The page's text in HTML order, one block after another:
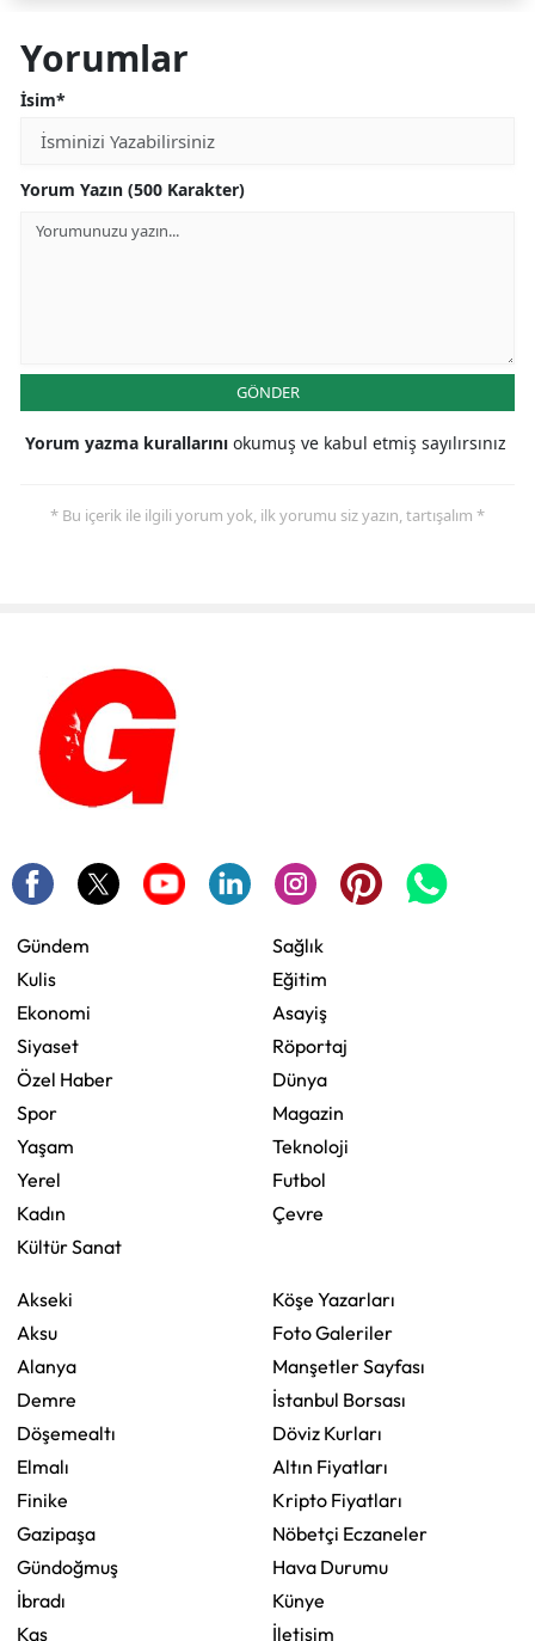
Yorumlar
İsim*
Yorum Yazın (500 Karakter)
GÖNDER
Yorum yazma kurallarını okumuş ve kabul etmiş sayılırsınız
* Bu içerik ile ilgili yorum yok, ilk yorumu siz yazın, tartışalım *
Gündem
Kulis
Ekonomi
Siyaset
Özel Haber
Spor
Yaşam
Yerel
Kadın
Kültür Sanat
Sağlık
Eğitim
Asayiş
Röportaj
Dünya
Magazin
Teknoloji
Futbol
Çevre
Akseki
Aksu
Alanya
Demre
Döşemealtı
Elmalı
Finike
Gazipaşa
Gündoğmuş
İbradı
Kaş
Köşe Yazarları
Foto Galeriler
Manşetler Sayfası
İstanbul Borsası
Döviz Kurları
Altın Fiyatları
Kripto Fiyatları
Nöbetçi Eczaneler
Hava Durumu
Künye
İletişim